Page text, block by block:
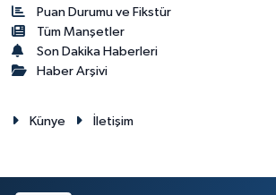
Puan Durumu ve Fikstür
Tüm Manşetler
Son Dakika Haberleri
Haber Arşivi
Künye İletişim